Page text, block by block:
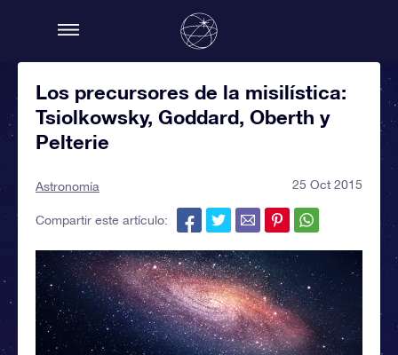
Los precursores de la misilística:
Tsiolkowsky, Goddard, Oberth y
Pelterie
Astronomía 25 Oct 2015
Compartir este artículo: